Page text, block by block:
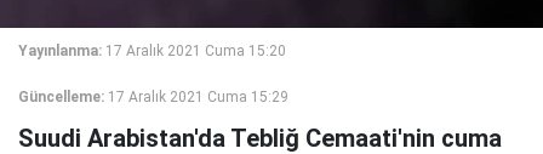
Yayınlanma: 17 Aralık 2021 Cuma 15:20
Güncelleme: 17 Aralık 2021 Cuma 15:29
Suudi Arabistan'da Tebliğ Cemaati'nin cuma